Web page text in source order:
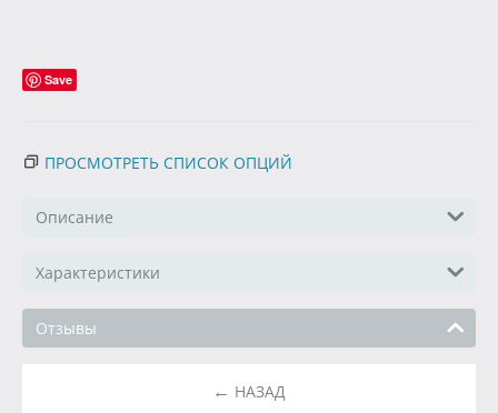
Save
ПРОСМОТРЕТЬ СПИСОК ОПЦИЙ
Описание
Характеристики
Отзывы
НАЗАД